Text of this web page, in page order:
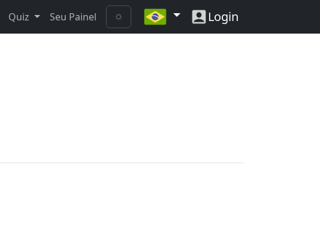
Quiz Seu Painel Login